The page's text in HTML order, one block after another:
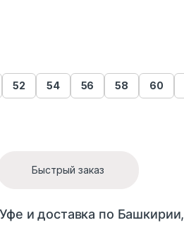
52 54 56 58 60
quantityБыстрый заказ
и доставка по Башкирии,